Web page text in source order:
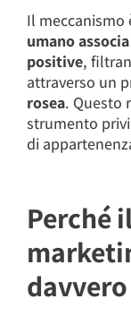
Il meccanismo
umano
positive,
attraverso un
rosea. Questo
strumento
di
Perché
davvero